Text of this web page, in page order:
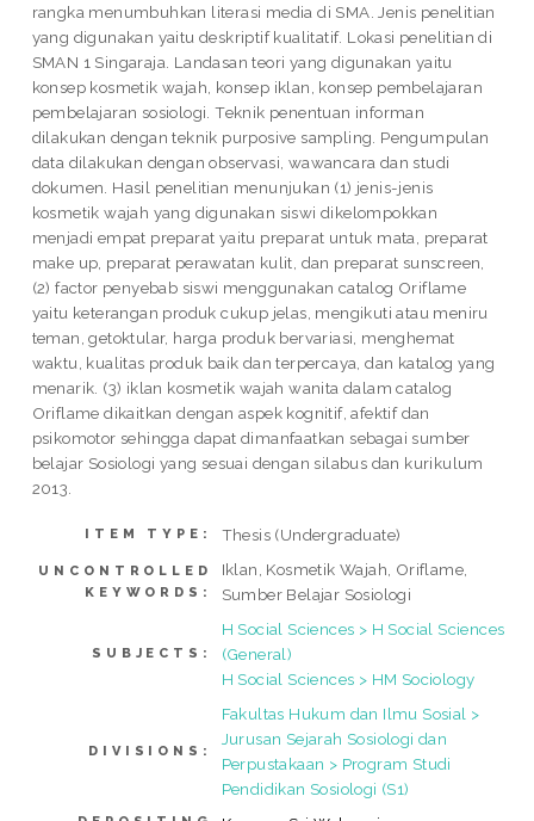
rangka menumbuhkan literasi media di SMA. Jenis penelitian
yang digunakan yaitu deskriptif kualitatif. Lokasi penelitian di
SMAN 1 Singaraja. Landasan teori yang digunakan yaitu
konsep kosmetik wajah, konsep iklan, konsep pembelajaran
pembelajaran sosiologi. Teknik penentuan informan
dilakukan dengan teknik purposive sampling. Pengumpulan
data dilakukan dengan observasi, wawancara dan studi
dokumen. Hasil penelitian menunjukan (1) jenis-jenis
kosmetik wajah yang digunakan siswi dikelompokkan
menjadi empat preparat yaitu preparat untuk mata, preparat
make up, preparat perawatan kulit, dan preparat sunscreen,
(2) factor penyebab siswi menggunakan catalog Oriflame
yaitu keterangan produk cukup jelas, mengikuti atau meniru
teman, getoktular, harga produk bervariasi, menghemat
waktu, kualitas produk baik dan terpercaya, dan katalog yang
menarik. (3) iklan kosmetik wajah wanita dalam catalog
Oriflame dikaitkan dengan aspek kognitif, afektif dan
psikomotor sehingga dapat dimanfaatkan sebagai sumber
belajar Sosiologi yang sesuai dengan silabus dan kurikulum
2013.
ITEM TYPE: Thesis (Undergraduate)
UNCONTROLLED
KEYWORDS:
Iklan, Kosmetik Wajah, Oriflame,
Sumber Belajar Sosiologi
SUBJECTS:
H Social Sciences > H Social Sciences
(General)
H Social Sciences > HM Sociology
DIVISIONS:
Fakultas Hukum dan Ilmu Sosial >
Jurusan Sejarah Sosiologi dan
Perpustakaan > Program Studi
Pendidikan Sosiologi (S1)